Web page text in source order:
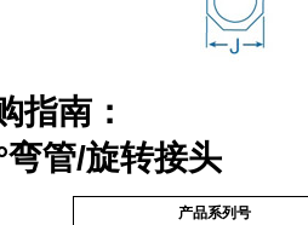
指南：
弯管/旋转接头
产品系列号